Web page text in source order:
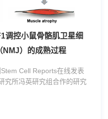
调控小鼠骨骼肌卫星细
NMJ）的成熟过程
Cell Reports在线发表
究所冯英研究组合作的研究